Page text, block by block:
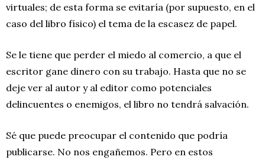
virtuales; de esta forma se evitaría (por supuesto, en el
caso del libro físico) el tema de la escasez de papel.
Se le tiene que perder el miedo al comercio, a que el
escritor gane dinero con su trabajo. Hasta que no se
deje ver al autor y al editor como potenciales
delincuentes o enemigos, el libro no tendrá salvación.
Sé que puede preocupar el contenido que podría
publicarse. No nos engañemos. Pero en estos